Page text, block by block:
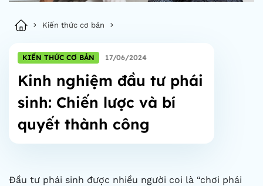
Kiến thức cơ bản
KIẾN THỨC CƠ BẢN 17/06/2024
Kinh nghiệm đầu tư phái
sinh: Chiến lược và bí
quyết thành công
Đầu tư phái sinh được nhiều người coi là “chơi phái